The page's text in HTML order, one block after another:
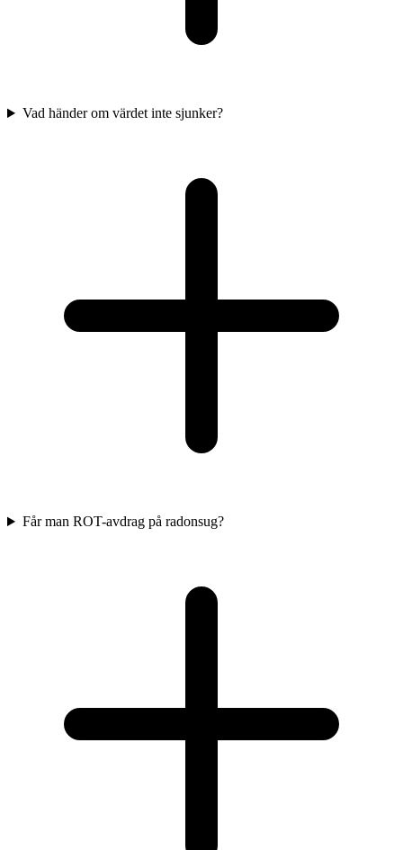
Vad händer om värdet inte sjunker?
Får man ROT-avdrag på radonsug?